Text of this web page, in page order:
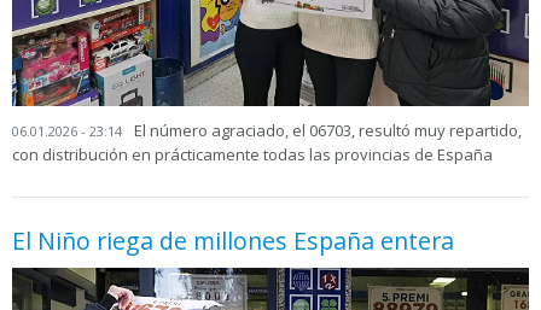
06.01.2026 - 23:14
El número agraciado, el 06703, resultó muy repartido,
con distribución en prácticamente todas las provincias de España
El Niño riega de millones España entera